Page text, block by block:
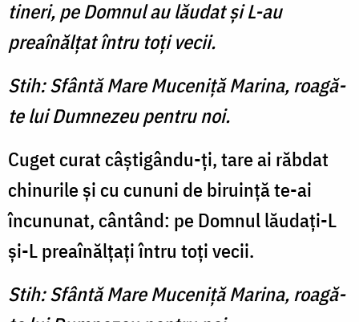
tineri, pe Domnul au lăudat şi L-au
preaînălţat întru toţi vecii.
Stih: Sfântă Mare Muceniţă Marina, roagă-
te lui Dumnezeu pentru noi.
Cuget curat câştigându-ţi, tare ai răbdat
chinurile şi cu cununi de biruinţă te-ai
încununat, cântând: pe Domnul lăudaţi-L
şi-L preaînălţaţi întru toţi vecii.
Stih: Sfântă Mare Muceniţă Marina, roagă-